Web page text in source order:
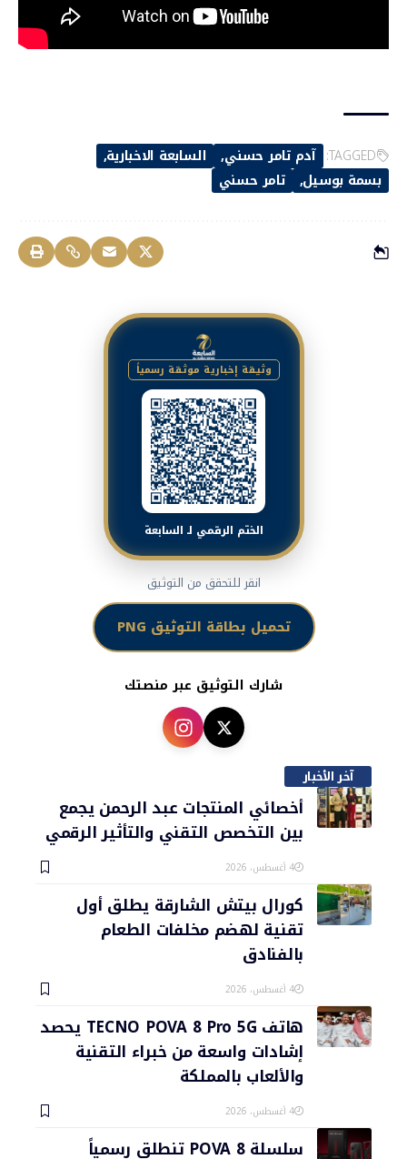
TAGGED: آدم تامر حسني
السابعة الاخبارية
بسمة بوسيل
تامر حسني
وثيقة إخبارية موثقة رسمياً
الختم الرقمي لـ السابعة
انقر للتحقق من التوثيق
تحميل بطاقة التوثيق PNG
شارك التوثيق عبر منصتك
آخر الأخبار
أخصائي المنتجات عبد الرحمن يجمع
بين التخصص التقني والتأثير الرقمي
4 أغسطس، 2026
كورال بيتش الشارقة يطلق أول
تقنية لهضم مخلفات الطعام
بالفنادق
4 أغسطس، 2026
هاتف TECNO POVA 8 Pro 5G يحصد
إشادات واسعة من خبراء التقنية
والألعاب بالمملكة
4 أغسطس، 2026
سلسلة POVA 8 تنطلق رسمياً